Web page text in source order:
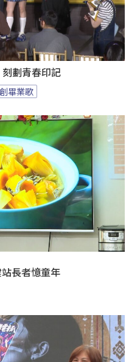
劃青春印記
畢業歌
長者憶童年